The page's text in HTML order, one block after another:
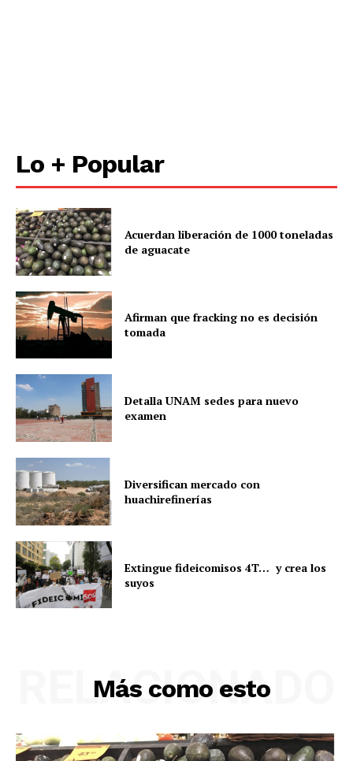
Lo + Popular
Acuerdan liberación de 1000 toneladas
de aguacate
Afirman que fracking no es decisión
tomada
Detalla UNAM sedes para nuevo
examen
Diversifican mercado con
huachirefinerías
Extingue fideicomisos 4T… y crea los
suyos
Más como esto
RELACIONADO